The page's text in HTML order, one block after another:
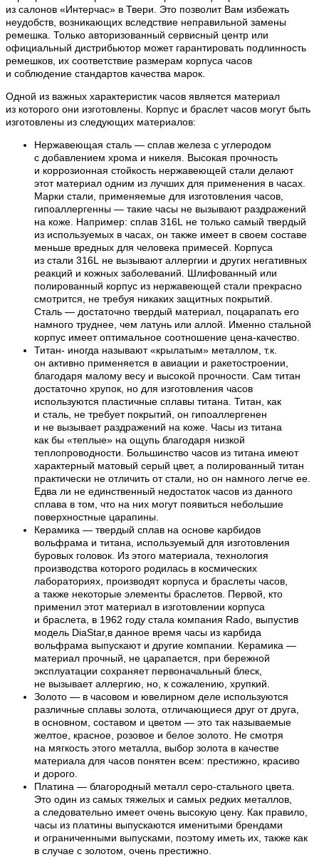
из салонов «Интерчас» в Твери. Это позволит Вам избежать
неудобств, возникающих вследствие неправильной замены
ремешка. Только авторизованный сервисный центр или
официальный дистрибьютор может гарантировать подлинность
ремешков, их соответствие размерам корпуса часов
и соблюдение стандартов качества марок.
Одной из важных характеристик часов является материал
из которого они изготовлены. Корпус и браслет часов могут быть
изготовлены из следующих материалов:
Нержавеющая сталь — сплав железа с углеродом
с добавлением хрома и никеля. Высокая прочность
и коррозионная стойкость нержавеющей стали делают
этот материал одним из лучших для применения в часах.
Марки стали, применяемые для изготовления часов,
гипоаллергенны — такие часы не вызывают раздражений
на коже. Например: сплав 316L не только самый твердый
из используемых в часах, он также имеет в своем составе
меньше вредных для человека примесей. Корпуса
из стали 316L не вызывают аллергии и других негативных
реакций и кожных заболеваний. Шлифованный или
полированный корпус из нержавеющей стали прекрасно
смотрится, не требуя никаких защитных покрытий.
Сталь — достаточно твердый материал, поцарапать его
намного труднее, чем латунь или аллой. Именно стальной
корпус имеет оптимальное соотношение цена-качество.
Титан- иногда называют «крылатым» металлом, т.к.
он активно применяется в авиации и ракетостроении,
благодаря малому весу и высокой прочности. Сам титан
достаточно хрупок, но для изготовления часов
используются пластичные сплавы титана. Титан, как
и сталь, не требует покрытий, он гипоаллергенен
и не вызывает раздражений на коже. Часы из титана
как бы «теплые» на ощупь благодаря низкой
теплопроводности. Большинство часов из титана имеют
характерный матовый серый цвет, а полированный титан
практически не отличить от стали, но он намного легче ее.
Едва ли не единственный недостаток часов из данного
сплава в том, что на них могут появиться небольшие
поверхностные царапины.
Керамика — твердый сплав на основе карбидов
вольфрама и титана, используемый для изготовления
буровых головок. Из этого материала, технология
производства которого родилась в космических
лабораториях, производят корпуса и браслеты часов,
а также некоторые элементы браслетов. Первой, кто
применил этот материал в изготовлении корпуса
и браслета, в 1962 году стала компания Rado, выпустив
модель DiaStar,в данное время часы из карбида
вольфрама выпускают и другие компании. Керамика —
материал прочный, не царапается, при бережной
эксплуатации сохраняет первоначальный блеск,
не вызывает аллергию, но, к сожалению, хрупкий.
Золото — в часовом и ювелирном деле используются
различные сплавы золота, отличающиеся друг от друга,
в основном, составом и цветом — это так называемые
желтое, красное, розовое и белое золото. Не смотря
на мягкость этого металла, выбор золота в качестве
материала для часов понятен всем: престижно, красиво
и дорого.
Платина — благородный металл серо-стального цвета.
Это один из самых тяжелых и самых редких металлов,
а следовательно имеет очень высокую цену. Как правило,
часы из платины выпускаются именитыми брендами
и ограниченными выпусками, поэтому иметь их, также как
в случае с золотом, очень престижно.